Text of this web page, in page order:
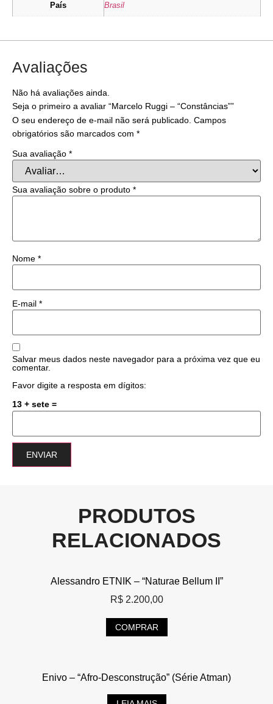
País Brasil
Avaliações
Não há avaliações ainda.
Seja o primeiro a avaliar “Marcelo Ruggi – “Constâncias””
O seu endereço de e-mail não será publicado. Campos
obrigatórios são marcados com *
Sua avaliação *
Sua avaliação sobre o produto *
Nome *
E-mail *
Salvar meus dados neste navegador para a próxima vez que eu
comentar.
Favor digite a resposta em dígitos:
13 + sete =
PRODUTOS
RELACIONADOS
Alessandro ETNIK – “Naturae Bellum II”
R$2.200,00
COMPRAR
Enivo – “Afro-Desconstrução” (Série Atman)